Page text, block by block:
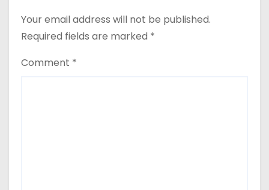
Your email address will not be published.
Required fields are marked *
Comment *